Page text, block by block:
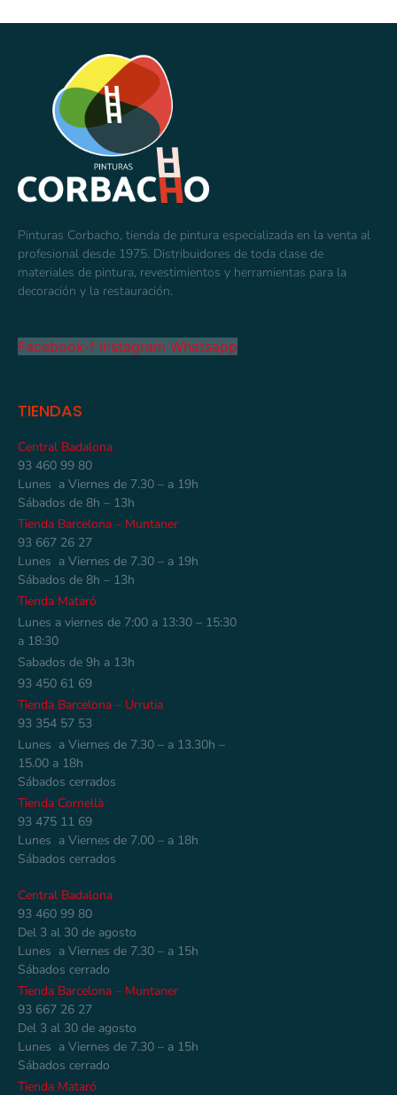
Pinturas Corbacho, tienda de pintura especializada en la venta al
profesional desde 1975. Distribuidores de toda clase de
materiales de pintura, revestimientos y herramientas para la
decoración y la restauración.
Facebook-f Instagram Whatsapp
TIENDAS
Central Badalona
93 460 99 80
Lunes a Viernes de 7.30 – a 19h
Sábados de 8h – 13h
Tienda Barcelona – Muntaner
93 667 26 27
Lunes a Viernes de 7.30 – a 19h
Sábados de 8h – 13h
Tienda Mataró
Lunes a viernes de 7:00 a 13:30 – 15:30
a 18:30
Sabados de 9h a 13h
93 450 61 69
Tienda Barcelona – Urrutia
93 354 57 53
Lunes a Viernes de 7.30 – a 13.30h –
15.00 a 18h
Sábados cerrados
Tienda Cornellà
93 475 11 69
Lunes a Viernes de 7.00 – a 18h
Sábados cerrados
Central Badalona
93 460 99 80
Del 3 al 30 de agosto
Lunes a Viernes de 7.30 – a 15h
Sábados cerrado
Tienda Barcelona – Muntaner
93 667 26 27
Del 3 al 30 de agosto
Lunes a Viernes de 7.30 – a 15h
Sábados cerrado
Tienda Mataró